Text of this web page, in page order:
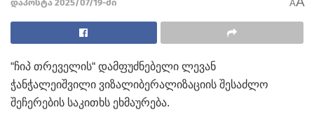
დაპოსტა 2025/07/19-ში A
“ჩიპ თრეველის“ დამფუძნებელი ლევან
ჭანჭალეიშვილი ვიზალიბერალიზაციის შესაძლო
შეჩერების საკითხს ეხმაურება.